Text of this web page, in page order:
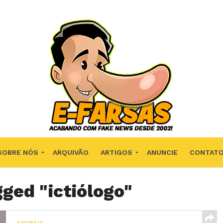
NÓS ARQUIVÃO ARTIGOS ANUNCIE CONTATO
"ictiólogo"